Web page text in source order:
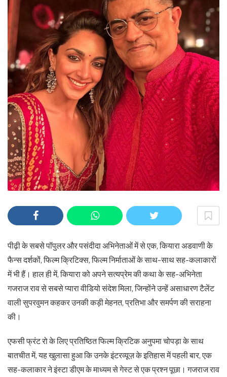
पीढ़ी के सबसे पॉपुलर और पसंदीदा अभिनेताओं में से एक, कियारा अडवाणी के
फैन्स दर्शकों, फिल्म क्रिटिक्स, फिल्म निर्माताओं के साथ-साथ सह-कलाकारों
में भी हैं। हाल ही में, कियारा को अपने सत्यप्रेम की कथा के सह-अभिनेता
गजराज राव से सबसे प्यारा वीडियो संदेश मिला, जिन्होंने उन्हें असाधारण टैलेंट
वाली सुपरवुमन कहकर उनकी कड़ी मेहनत, प्रतिभा और समर्पण की सराहना
की।
एफसी फ्रंट रो के लिए प्रतिष्ठित फिल्म क्रिटिक अनुपमा चोपड़ा के साथ
बातचीत में, यह खुलासा हुआ कि उनके इंटरव्यूज़ के इतिहास में पहली बार, एक
सह-कलाकार ने इंस्टा डीएम के माध्यम से गेस्ट से एक प्रश्न पूछा। गजराज राव